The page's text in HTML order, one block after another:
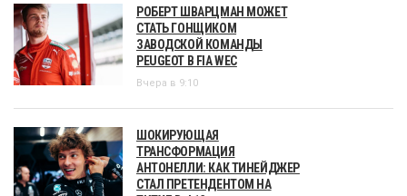
РОБЕРТ ШВАРЦМАН МОЖЕТ
СТАТЬ ГОНЩИКОМ
ЗАВОДСКОЙ КОМАНДЫ
PEUGEOT В FIA WEC
Вчера в 9:10
ШОКИРУЮЩАЯ
ТРАНСФОРМАЦИЯ
АНТОНЕЛЛИ: КАК ТИНЕЙДЖЕР
СТАЛ ПРЕТЕНДЕНТОМ НА